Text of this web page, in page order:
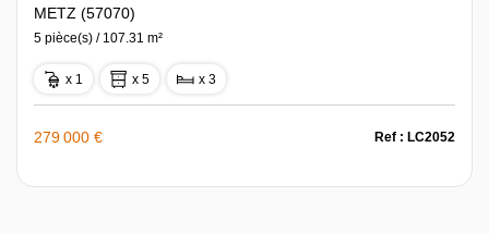
METZ (57070)
5 pièce(s) / 107.31 m²
x 1 x 5 x 3
279 000 € Ref : LC2052